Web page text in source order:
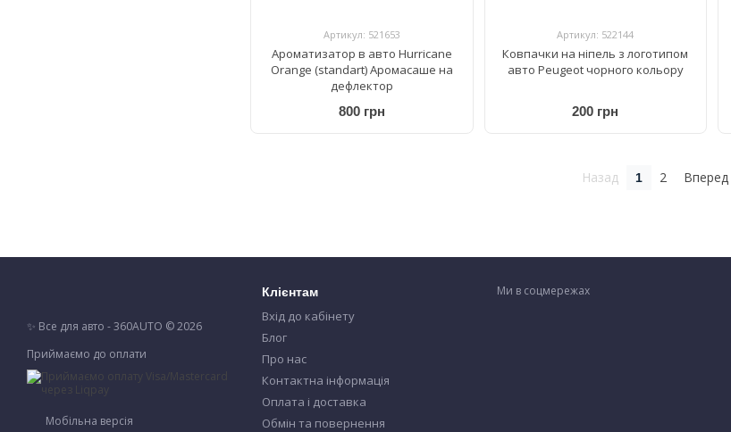
Артикул: 521653
Ароматизатор в авто Hurricane
Orange (standart) Аромасаше на
дефлектор
800 грн
Артикул: 522144
Ковпачки на ніпель з логотипом
авто Peugeot чорного кольору
200 грн
Назад 1 2 Вперед
✨ Все для авто - 360AUTO © 2026
Приймаємо до оплати
Мобільна версія
Клієнтам
Вхід до кабінету
Блог
Про нас
Контактна інформація
Оплата і доставка
Обмін та повернення
Ми в соцмережах